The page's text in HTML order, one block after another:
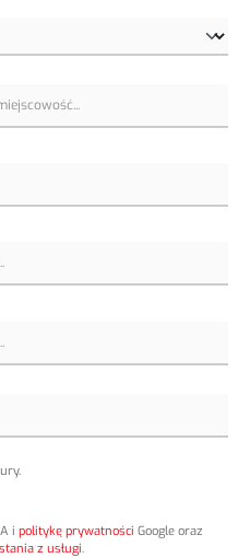
i politykę prywatności Google oraz
z usługi.